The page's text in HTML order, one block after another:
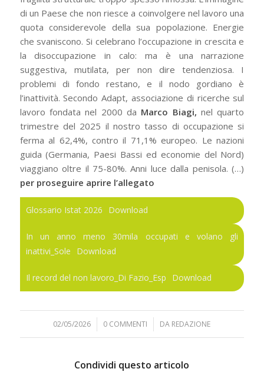
di un Paese che non riesce a coinvolgere nel lavoro una
quota considerevole della sua popolazione. Energie
che svaniscono. Si celebrano l’occupazione in crescita e
la disoccupazione in calo: ma è una narrazione
suggestiva, mutilata, per non dire tendenziosa. I
problemi di fondo restano, e il nodo gordiano è
l’inattività. Secondo Adapt, associazione di ricerche sul
lavoro fondata nel 2000 da Marco Biagi,nel quarto
trimestre del 2025 il nostro tasso di occupazione si
ferma al 62,4%, contro il 71,1% europeo. Le nazioni
guida (Germania, Paesi Bassi ed economie del Nord)
viaggiano oltre il 75-80%. Anni luce dalla penisola. (…)
per proseguire aprire l’allegato
Glossario Istat 2026 Download
In un anno meno 30mila occupati e volano gli
inattivi_Sole
Download
Il record del non lavoro_Di Fazio_Esp Download
02/05/2026
/ 0 COMMENTI
/ DA REDAZIONE
Condividi questo articolo